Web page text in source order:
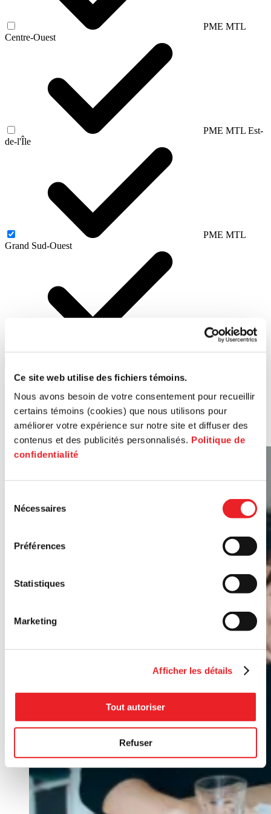
Ce site web utilise des fichiers témoins.
Nous avons besoin de votre consentement pour recueillir
certains témoins (cookies) que nous utilisons pour
améliorer votre expérience sur notre site et diffuser des
contenus et des publicités personnalisés. Politique de
confidentialité
Nécessaires
Préférences
Statistiques
Marketing
Afficher les détails
Tout autoriser
Refuser
PME MTL
Centre-Ouest
PME MTL Est-
de-l'Île
PME MTL
Grand Sud-Ouest
PME MTL
Ouest-de-l'Île
Séance d'information 11 août
Démarrage d'entreprise Grand Sud-Ouest
Grand Sud-Ouest